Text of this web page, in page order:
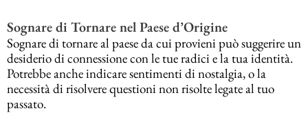
Sognare di Tornare nel Paese d’Origine
Sognare di tornare al paese da cui provieni può suggerire un
desiderio di connessione con le tue radici e la tua identità.
Potrebbe anche indicare sentimenti di nostalgia, o la
necessità di risolvere questioni non risolte legate al tuo
passato.